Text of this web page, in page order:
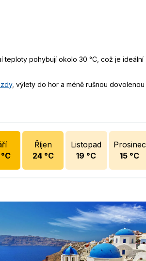
teploty pohybují okolo 30 °C, což je ideální
, výlety do hor a méně rušnou dovolenou
°C
Říjen
24°C
Listopad
19 °C
Prosinec
15 °C